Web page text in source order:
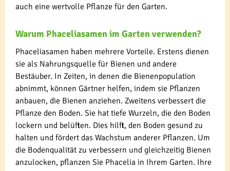
auch eine wertvolle Pflanze für den Garten.
Warum Phaceliasamen im Garten verwenden?
Phaceliasamen haben mehrere Vorteile. Erstens dienen
sie als Nahrungsquelle für Bienen und andere
Bestäuber. In Zeiten, in denen die Bienenpopulation
abnimmt, können Gärtner helfen, indem sie Pflanzen
anbauen, die Bienen anziehen. Zweitens verbessert die
Pflanze den Boden. Sie hat tiefe Wurzeln, die den Boden
lockern und belüften. Dies hilft, den Boden gesund zu
halten und fördert das Wachstum anderer Pflanzen. Um
die Bodenqualität zu verbessern und gleichzeitig Bienen
anzulocken, pflanzen Sie Phacelia in Ihrem Garten. Ihre